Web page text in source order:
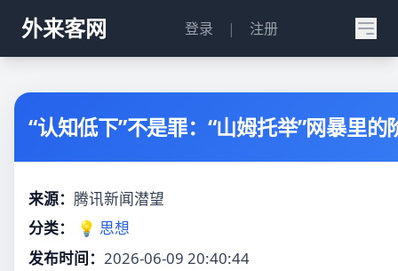
外来客网 登录 | 注册
“认知低下”不是罪：“山姆托举”网暴里的
来源： 腾讯新闻潜望
分类：
💡 思想
发布时间： 2026-06-09 20:40:44